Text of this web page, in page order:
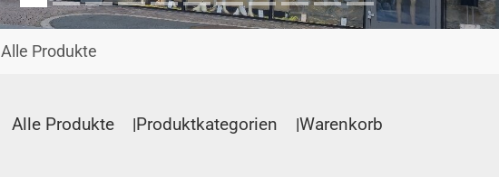
Alle Produkte
Alle Produkte Produktkategorien Warenkorb